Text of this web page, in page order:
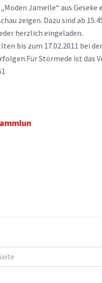
Jamelle“ aus Geseke
zeigen. Dazu sind ab
herzlich eingeladen.
bis zum 17.02.2011 bei
Störmede ist das